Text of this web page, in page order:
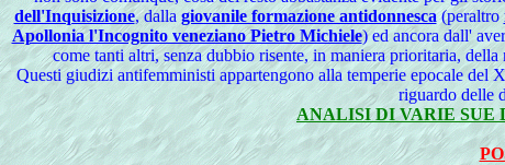
dell'Inquisizione, dalla giovanile formazione antidonnesca(peraltro
Apollonia l'Incognito veneziano Pietro Michiele) ed ancora dall'
come tanti altri, senza dubbio risente, in maniera prioritaria, della
Questi giudizi antifemministi appartengono alla temperie epocale del
riguardo delle
ANALISI DI VARIE SUE